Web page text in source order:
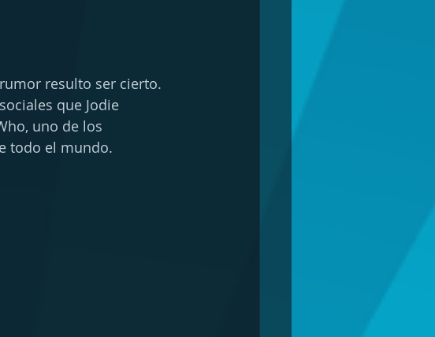
que Jodie
uno de los
todo el mundo.